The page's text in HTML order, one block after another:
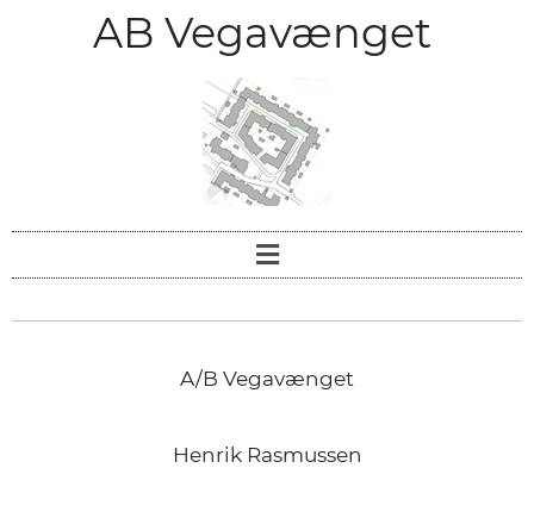
AB Vegavænget
A/B Vegavænget
Henrik Rasmussen